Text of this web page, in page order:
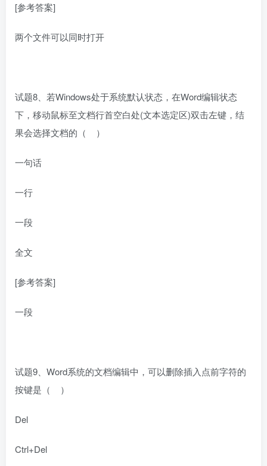
[参考答案]
两个文件可以同时打开
试题8、若Windows处于系统默认状态，在Word编辑状态
下，移动鼠标至文档行首空白处(文本选定区)双击左键，结
果会选择文档的（ ）
一句话
一行
一段
全文
[参考答案]
一段
试题9、Word系统的文档编辑中，可以删除插入点前字符的
按键是（ ）
Del
Ctrl+Del